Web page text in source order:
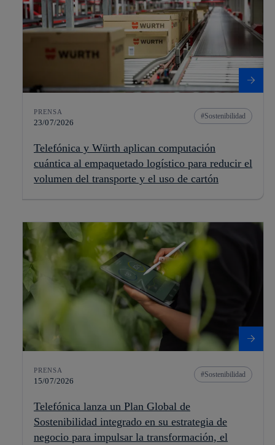
PRENSA
23/07/2026
Sostenibilidad
Telefónica y Würth aplican computación
cuántica al empaquetado logístico para reducir el
volumen del transporte y el uso de cartón
PRENSA
15/07/2026
Sostenibilidad
Telefónica lanza un Plan Global de
Sostenibilidad integrado en su estrategia de
negocio para impulsar la transformación, el